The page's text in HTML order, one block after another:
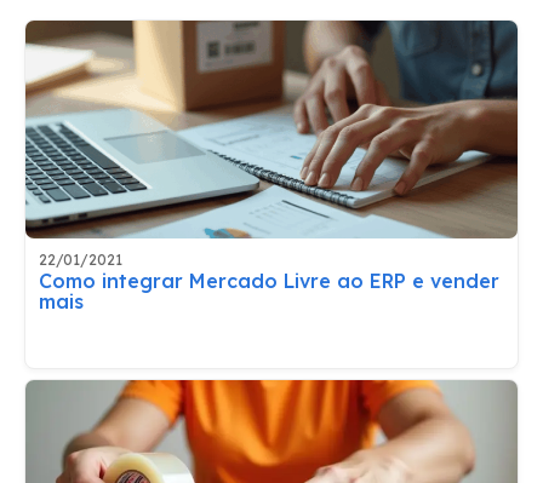
22/01/2021
Como integrar Mercado Livre ao ERP e vender
mais